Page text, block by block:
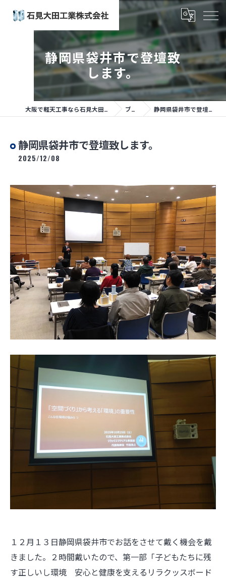
静岡県袋井市で登壇致
します。
大阪で軽天工事なら石見大田工業株式会社 ブログ 静岡県袋井市で登壇致します。
静岡県袋井市で登壇致します。
2025/12/08
１２月１３日静岡県袋井市でお話をさせて戴く機会を戴
きました。２時間戴いたので、第一部「子どもたちに残
す正しいし環境 安心と健康を支えるリラクッスボード